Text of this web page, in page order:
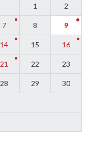
1 2
7 8 9
14 15 16
21 22 23
28 29 30